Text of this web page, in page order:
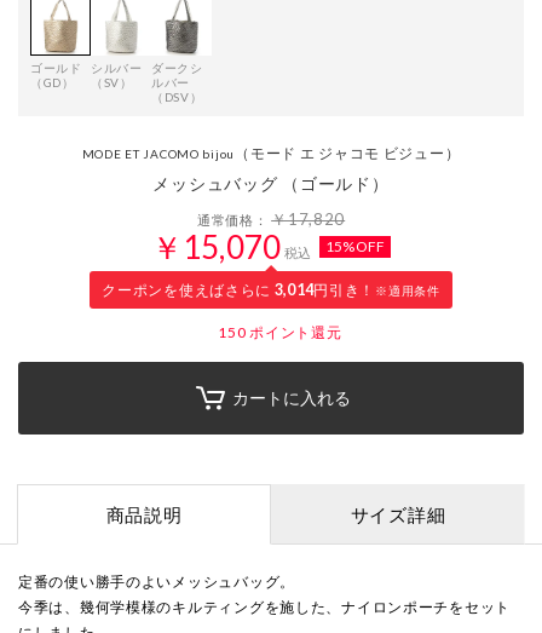
ゴールド
（GD）
シルバー
（SV）
ダークシ
ルバー
（DSV）
MODE ET JACOMO bijou （モード エ ジャコモ ビジュー）
メッシュバッグ （ゴールド）
通常価格：￥17,820
￥15,070 税込 15%OFF
クーポンを使えばさらに 3,014円引き！ ※適用条件
150 ポイント還元
カートに入れる
商品説明 サイズ詳細
定番の使い勝手のよいメッシュバッグ。
今季は、幾何学模様のキルティングを施した、ナイロンポーチをセット